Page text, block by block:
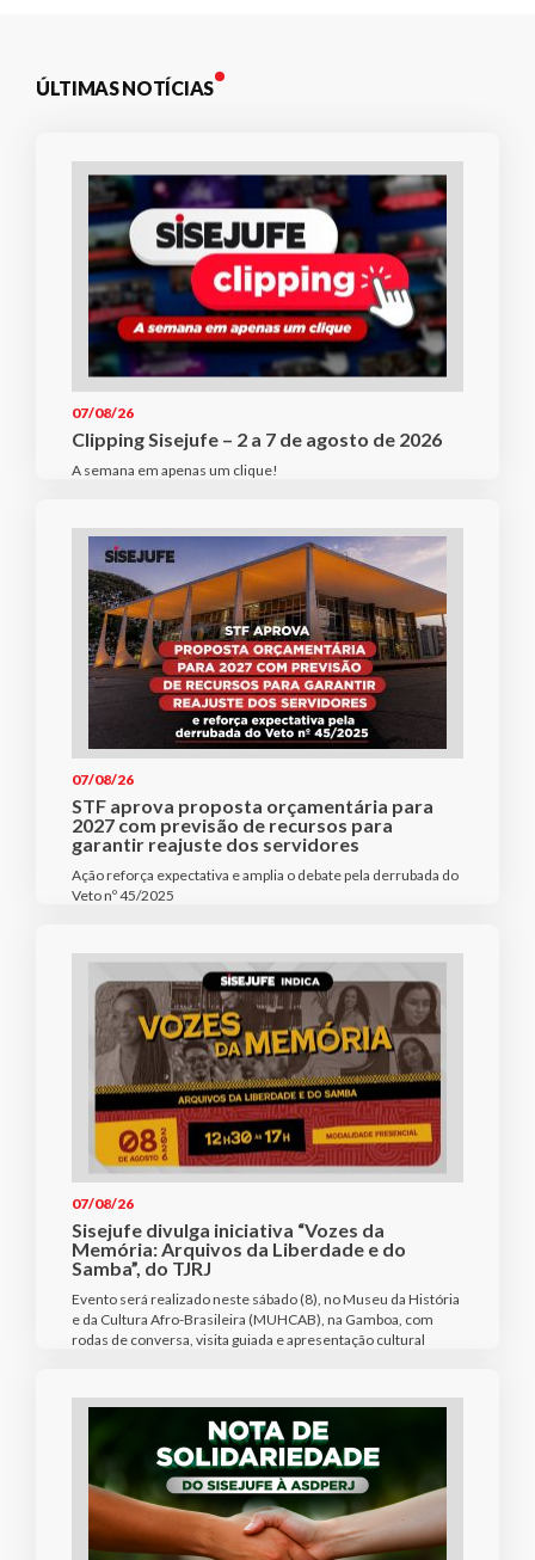
ÚLTIMAS NOTÍCIAS
07/08/26
Clipping Sisejufe – 2 a 7 de agosto de 2026
A semana em apenas um clique!
07/08/26
STF aprova proposta orçamentária para
2027 com previsão de recursos para
garantir reajuste dos servidores
Ação reforça expectativa e amplia o debate pela derrubada do
Veto nº 45/2025
07/08/26
Sisejufe divulga iniciativa “Vozes da
Memória: Arquivos da Liberdade e do
Samba”, do TJRJ
Evento será realizado neste sábado (8), no Museu da História
e da Cultura Afro-Brasileira (MUHCAB), na Gamboa, com
rodas de conversa, visita guiada e apresentação cultural